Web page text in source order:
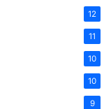
12
11
10
10
9